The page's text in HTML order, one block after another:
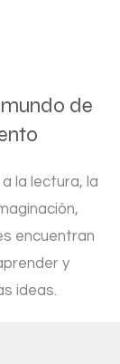
de
la lectura, la
encuentran
y
ideas.